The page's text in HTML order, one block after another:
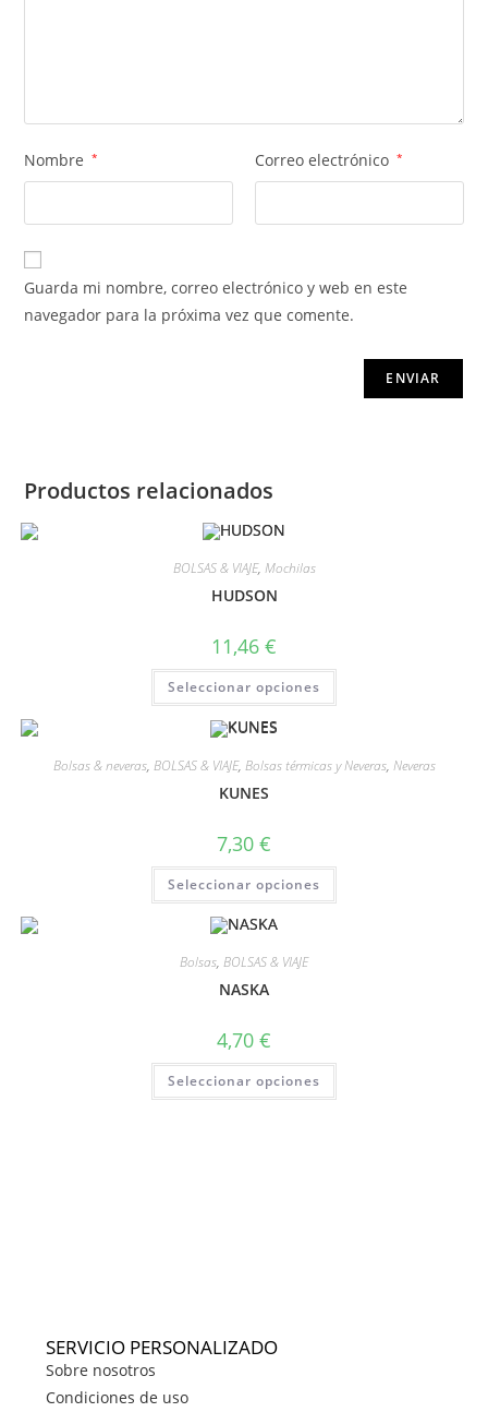
Nombre * Correo electrónico *
Guarda mi nombre, correo electrónico y web en este
navegador para la próxima vez que comente.
Productos relacionados
BOLSAS & VIAJE, Mochilas
HUDSON
11,46 €
Seleccionar opciones
Bolsas & neveras, BOLSAS & VIAJE, Bolsas térmicas y Neveras, Neveras
KUNES
7,30 €
Seleccionar opciones
Bolsas, BOLSAS & VIAJE
NASKA
4,70 €
Seleccionar opciones
SERVICIO PERSONALIZADO
Sobre nosotros
Condiciones de uso